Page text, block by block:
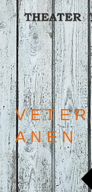
VETER
ANEN